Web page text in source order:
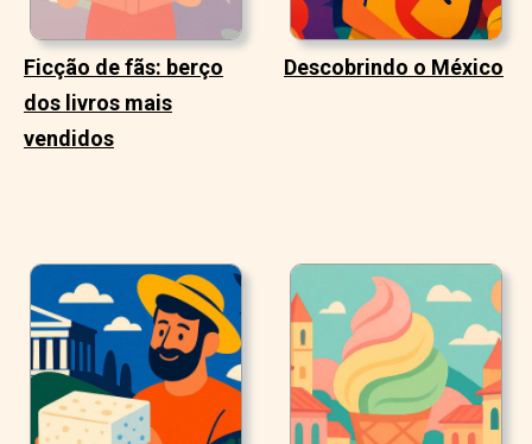
Ficção de fãs: berço
dos livros mais
vendidos
Descobrindo o México